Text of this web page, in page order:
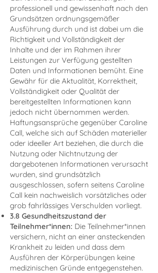
professionell und gewissenhaft nach den
Grundsätzen ordnungsgemäßer
Ausführung durch und ist dabei um die
Richtigkeit und Vollständigkeit der
Inhalte und der im Rahmen ihrer
Leistungen zur Verfügung gestellten
Daten und Informationen bemüht. Eine
Gewähr für die Aktualität, Korrektheit,
Vollständigkeit oder Qualität der
bereitgestellten Informationen kann
jedoch nicht übernommen werden.
Haftungsansprüche gegenüber Caroline
Call, welche sich auf Schäden materieller
oder ideeller Art beziehen, die durch die
Nutzung oder Nichtnutzung der
dargebotenen Informationen verursacht
wurden, sind grundsätzlich
ausgeschlossen, sofern seitens Caroline
Call kein nachweislich vorsätzliches oder
grob fahrlässiges Verschulden vorliegt.
3.8 Gesundheitszustand der
Teilnehmer*innen: Die Teilnehmer*innen
versichern, nicht an einer ansteckenden
Krankheit zu leiden und dass dem
Ausführen der Körperübungen keine
medizinischen Gründe entgegenstehen.